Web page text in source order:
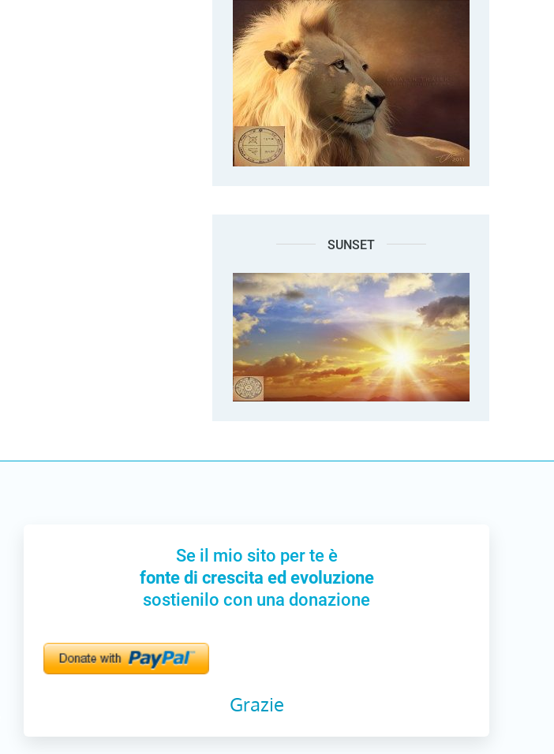
SUNSET
Se il mio sito per te è
fonte di crescita ed evoluzione
sostienilo con una donazione
Grazie